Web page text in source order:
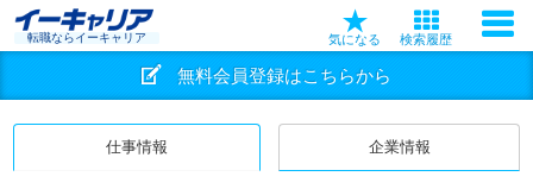
転職ならイーキャリア 気になる 検索履歴
無料会員登録はこちらから
仕事情報 企業情報